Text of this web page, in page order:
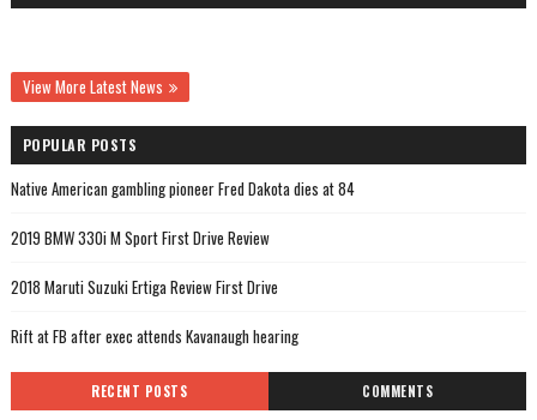
View More Latest News
POPULAR POSTS
Native American gambling pioneer Fred Dakota dies at 84
2019 BMW 330i M Sport First Drive Review
2018 Maruti Suzuki Ertiga Review First Drive
Rift at FB after exec attends Kavanaugh hearing
RECENT POSTS COMMENTS